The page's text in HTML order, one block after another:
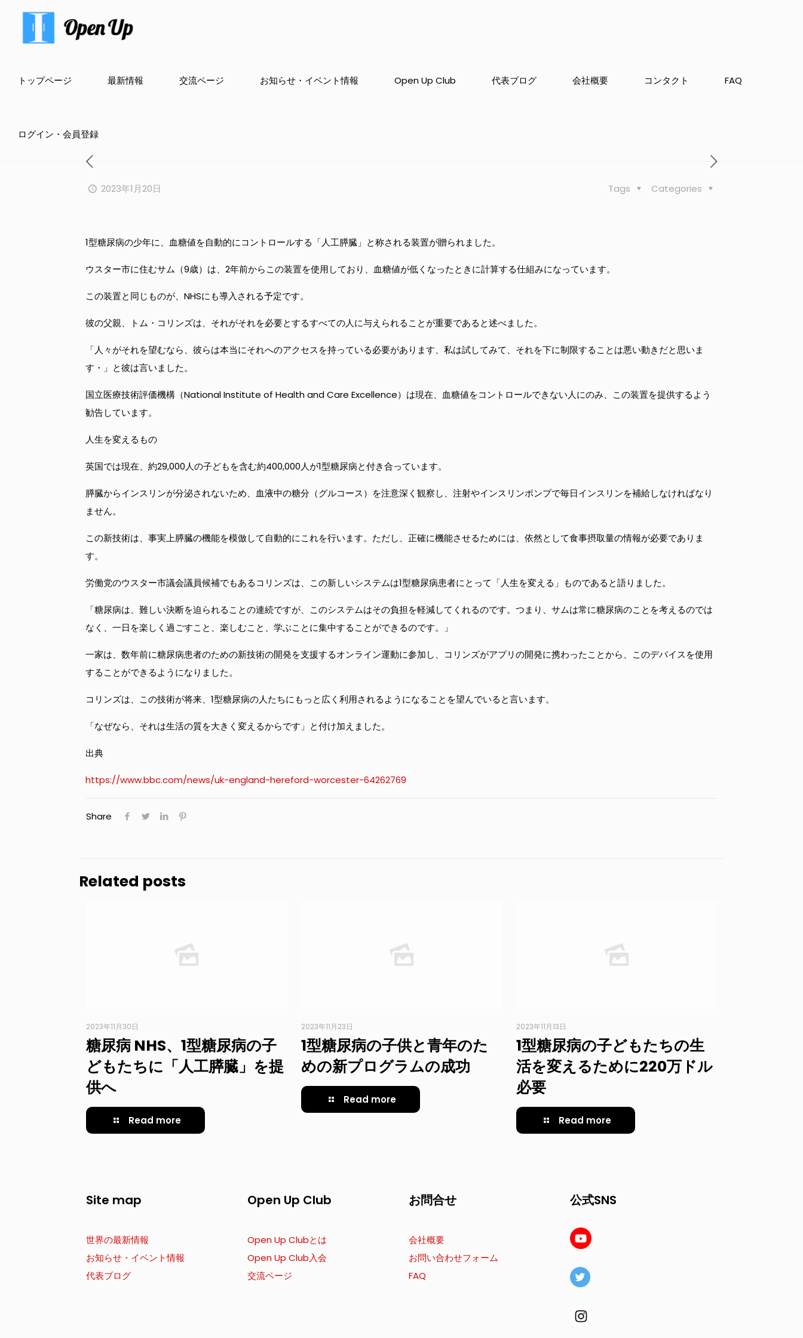
トップページ 最新情報 交流ページ お知らせ・イベント情報 Open Up Club 代表ブログ 会社概要 コンタクト FAQ
ログイン・会員登録
2023年1月20日 Categories
Tags
1型糖尿病の少年に、血糖値を自動的にコントロールする「人工膵臓」と称される装置が贈られました。
ウスター市に住むサム（9歳）は、2年前からこの装置を使用しており、血糖値が低くなったときに計算する仕組みになっています。
この装置と同じものが、NHSにも導入される予定です。
彼の父親、トム・コリンズは、それがそれを必要とするすべての人に与えられることが重要であると述べました。
「人々がそれを望むなら、彼らは本当にそれへのアクセスを持っている必要があります、私は試してみて、それを下に制限することは悪い動きだと思いま
す・」と彼は言いました。
国立医療技術評価機構（National Institute of Health and Care Excellence）は現在、血糖値をコントロールできない人にのみ、この装置を提供するよう
勧告しています。
人生を変えるもの
英国では現在、約29,000人の子どもを含む約400,000人が1型糖尿病と付き合っています。
膵臓からインスリンが分泌されないため、血液中の糖分（グルコース）を注意深く観察し、注射やインスリンポンプで毎日インスリンを補給しなければなり
ません。
この新技術は、事実上膵臓の機能を模倣して自動的にこれを行います。ただし、正確に機能させるためには、依然として食事摂取量の情報が必要でありま
す。
労働党のウスター市議会議員候補でもあるコリンズは、この新しいシステムは1型糖尿病患者にとって「人生を変える」ものであると語りました。
「糖尿病は、難しい決断を迫られることの連続ですが、このシステムはその負担を軽減してくれるのです。つまり、サムは常に糖尿病のことを考えるのでは
なく、一日を楽しく過ごすこと、楽しむこと、学ぶことに集中することができるのです。」
一家は、数年前に糖尿病患者のための新技術の開発を支援するオンライン運動に参加し、コリンズがアプリの開発に携わったことから、このデバイスを使用
することができるようになりました。
コリンズは、この技術が将来、1型糖尿病の人たちにもっと広く利用されるようになることを望んでいると言います。
「なぜなら、それは生活の質を大きく変えるからです」と付け加えました。
出典
https://www.bbc.com/news/uk-england-hereford-worcester-64262769
Share
Related posts
2023年11月30日
糖尿病 NHS、1型糖尿病の子
どもたちに「人工膵臓」を提
供へ
Read more
2023年11月23日
1型糖尿病の子供と青年のた
めの新プログラムの成功
Read more
2023年11月13日
1型糖尿病の子どもたちの生
活を変えるために220万ドル
必要
Read more
Site map
世界の最新情報
お知らせ・イベント情報
代表ブログ
Open Up Club
Open Up Clubとは
Open Up Club入会
交流ページ
お問合せ
会社概要
お問い合わせフォーム
FAQ
公式SNS